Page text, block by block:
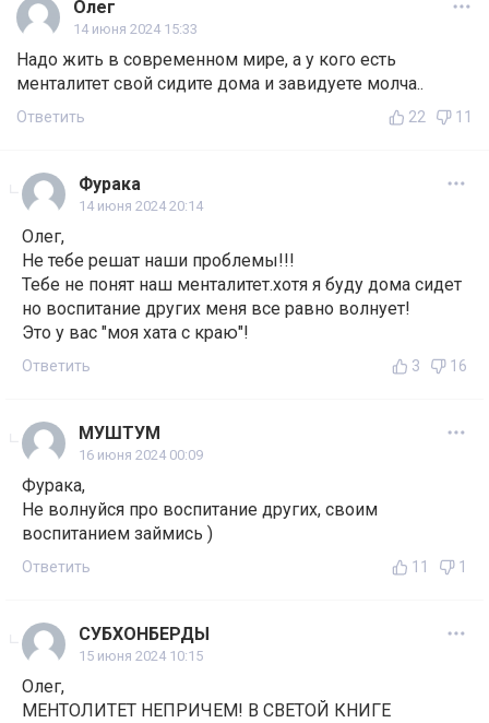
Олег
14 июня 2024 15:33
Надо жить в современном мире, а у кого есть
менталитет свой сидите дома и завидуете молча..
Ответить 22 11
Фурака
14 июня 2024 20:14
Олег,
Не тебе решат наши проблемы!!!
Тебе не понят наш менталитет.хотя я буду дома сидет
но воспитание других меня все равно волнует!
Это у вас "моя хата с краю"!
Ответить 3 16
МУШТУМ
16 июня 2024 00:09
Фурака,
Не волнуйся про воспитание других, своим
воспитанием займись )
Ответить 11 1
СУБХОНБЕРДЫ
15 июня 2024 10:15
Олег,
МЕНТОЛИТЕТ НЕПРИЧЕМ! В СВЕТОЙ КНИГЕ